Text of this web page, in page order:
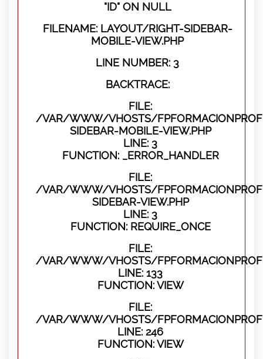
"ID" ON NULL
FILENAME: LAYOUT/RIGHT-SIDEBAR-
MOBILE-VIEW.PHP
LINE NUMBER: 3
BACKTRACE:
FILE:
/VAR/WWW/VHOSTS/
SIDEBAR-MOBILE-VIEW.PHP
LINE: 3
FUNCTION: _ERROR_HANDLER
FILE:
/VAR/WWW/VHOSTS/
SIDEBAR-VIEW.PHP
LINE: 3
FUNCTION: REQUIRE_ONCE
FILE:
/VAR/WWW/VHOSTS/
LINE: 133
FUNCTION: VIEW
FILE:
/VAR/WWW/VHOSTS/
LINE: 246
FUNCTION: VIEW